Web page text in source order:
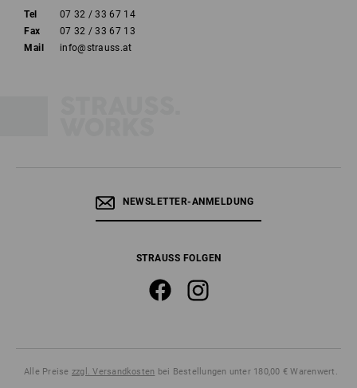
Tel
07 32 / 33 67 14
Fax
07 32 / 33 67 13
Mail
info@strauss.at
NEWSLETTER-ANMELDUNG
STRAUSS FOLGEN
Alle Preise zzgl. Versandkosten bei Bestellungen unter 180,00 € Warenwert.